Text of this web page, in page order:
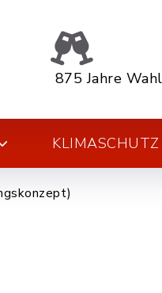
875 Jahre
KLIMASCHUTZ